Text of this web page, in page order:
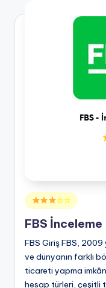
Posted
in
☆☆
FBS İnceleme
FBS Giriş FBS,
ve dünyanın farklı
ticareti yapma
hesap türleri, çeşitli